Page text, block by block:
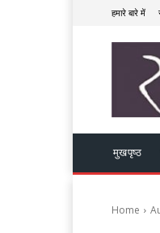
हमारे बारे में
मुखपृष्ठ
Home